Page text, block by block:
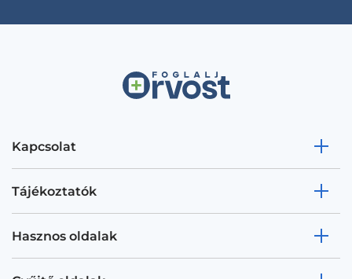
Kapcsolat
Tájékoztatók
Hasznos oldalak